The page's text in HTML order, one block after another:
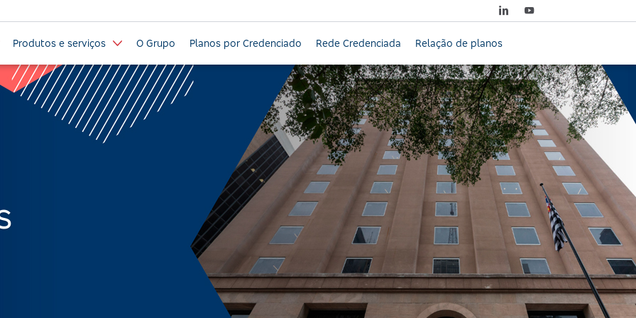
Produtos e serviços O Grupo Planos por Credenciado Rede Credenciada Relação de planos